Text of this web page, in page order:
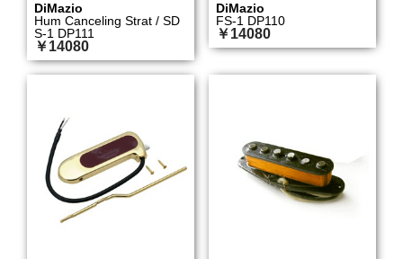
DiMazio
Hum Canceling Strat / SD
S-1 DP111
￥14080
DiMazio
FS-1 DP110
￥14080